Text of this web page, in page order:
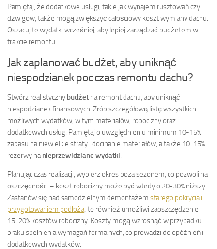
Pamiętaj, że dodatkowe usługi, takie jak wynajem rusztowań czy
dźwigów, także mogą zwiększyć całościowy koszt wymiany dachu.
Oszacuj te wydatki wcześniej, aby lepiej zarządzać budżetem w
trakcie remontu.
Jak zaplanować budżet, aby uniknąć
niespodzianek podczas remontu dachu?
Stwórz realistyczny budżet na remont dachu, aby uniknąć
niespodzianek finansowych. Zrób szczegółową listę wszystkich
możliwych wydatków, w tym materiałów, robocizny oraz
dodatkowych usług. Pamiętaj o uwzględnieniu minimum 10-15%
zapasu na niewielkie straty i docinanie materiałów, a także 10-15%
rezerwy nanieprzewidziane wydatki.
Planując czas realizacji, wybierz okres poza sezonem, co pozwoli na
oszczędności – koszt robocizny może być wtedy o 20-30% niższy.
Zastanów się nad samodzielnym demontażem starego pokrycia i
przygotowaniem podłoża; to również umożliwi zaoszczędzenie
15-20% kosztów robocizny. Koszty mogą wzrosnąć w przypadku
braku spełnienia wymagań formalnych, co prowadzi do opóźnień i
dodatkowych wydatków.